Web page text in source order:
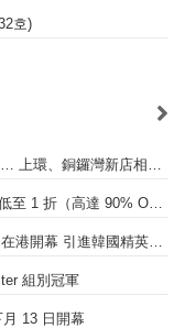
호)
組別冠軍
13 日開幕